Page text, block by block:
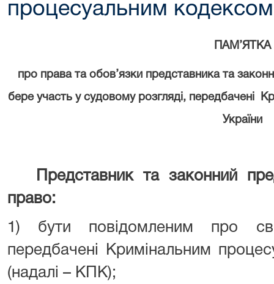
процесуальним кодексом
ПАМ’ЯТКА
про права та обов’язки представника та
бере участь у судовому розгляді, передбачені
України
Представник та законний
право:
1) бути повідомленим про
передбачені Кримінальним
(надалі – КПК);